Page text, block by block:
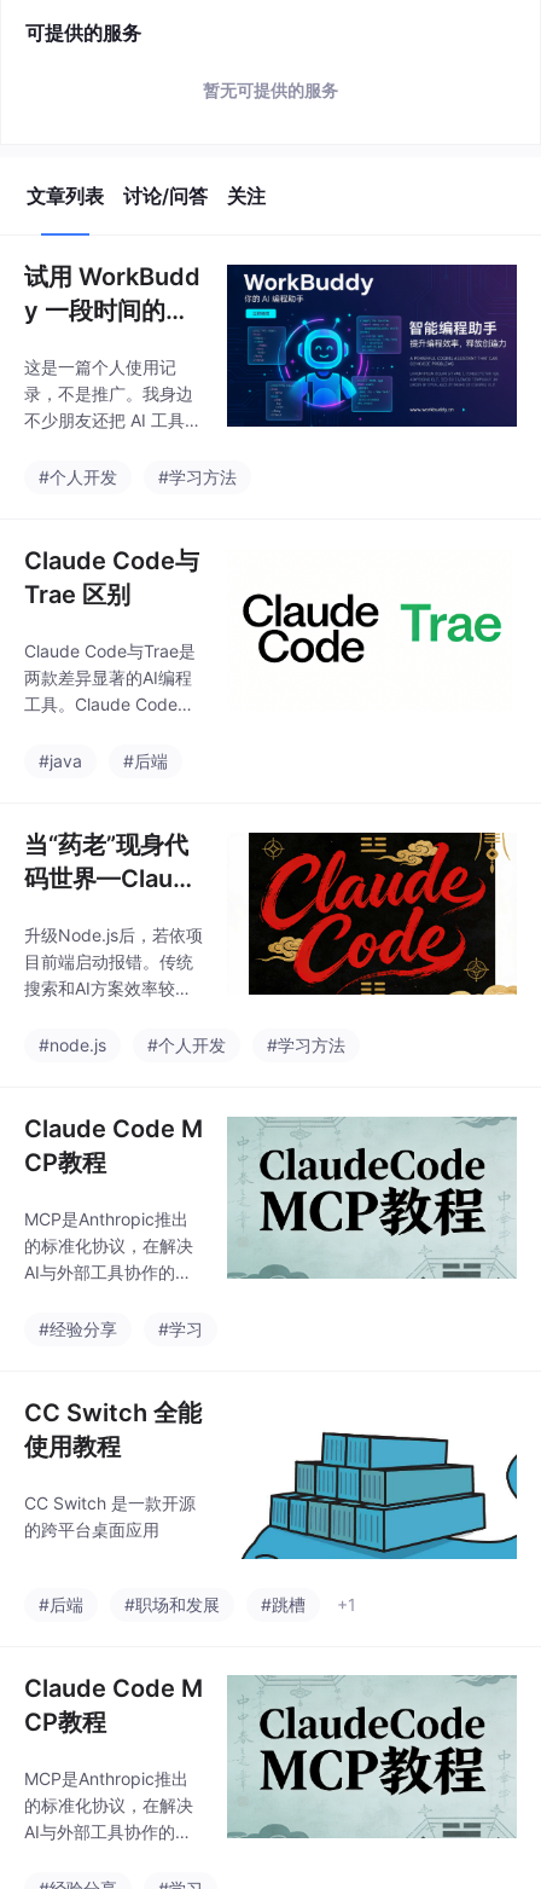
可提供的服务
暂无可提供的服务
文章列表 讨论/问答 关注
试用 WorkBudd
y 一段时间的个
什么、积分怎么
算、以及我的真
这是一篇个人使用记
录，不是推广。我身边
不少朋友还把 AI 工具当
知道问问题、写文案，
件、跑分析、出成品。
我把这段时间的试用情
况整理出来，供有需要
弯路。文中涉及积分的
部分，规则以官方客户
端内显示为准。
#个人开发 #学习方法
Claude Code与
Trae 区别
Claude Code与Trae是
两款差异显著的AI编程
工具。Claude Code为
逻辑分析与代码重构，
设计稿转代码等自动化
功能，对中文开发者更
友好。前者适合大型项
原型开发。两者支持MC
P协议互通，可根据需
求组合使用：Trae搭建
化重构。选型建议：个
#java #后端
当“药老”现身代
码世界—Claude
ode.js升级困局
升级Node.js后，若依项
目前端启动报错。传统
搜索和AI方案效率较
覆性体验：精准定位问
动操作。如同代码导师
般高效，实现效率跃
迁，彻底改变对编程工
提供项目路径和版本信
息，Claude分步骤交互
式解决问题，最终成功
#node.js #个人开发 #学习方法
Claude Code M
CP教程
MCP是Anthropic推出
的标准化协议，在解决
AI与外部工具协作的痛
计，MCP使Claude Co
GitHub、数据库等外部
资源，实现全链路开发
协作。
#经验分享 #学习
CC Switch 全能
使用教程
CC Switch 是一款开源
的跨平台桌面应用
#后端 #职场和发展 #跳槽 +1
Claude Code M
CP教程
MCP是Anthropic推出
的标准化协议，在解决
AI与外部工具协作的痛
计，MCP使Claude Co